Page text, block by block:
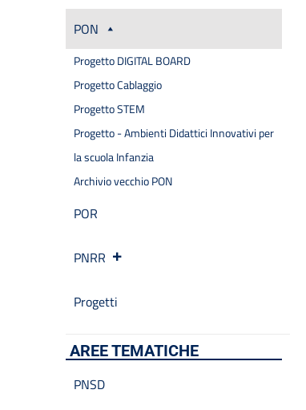
PON
Progetto DIGITAL BOARD
Progetto Cablaggio
Progetto STEM
Progetto - Ambienti Didattici Innovativi per
la scuola Infanzia
Archivio vecchio PON
POR
PNRR
Progetti
AREE TEMATICHE
PNSD